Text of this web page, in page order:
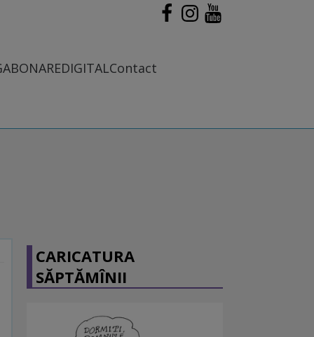
ABONAREDIGITALContact
CARICATURA
SĂPTĂMÎNII